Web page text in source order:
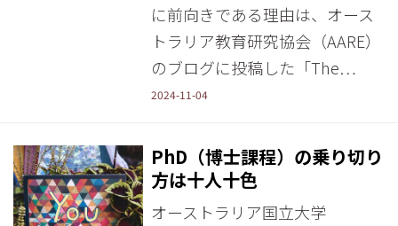
に前向きである理由は、オース
トラリア教育研究協会（AARE）
のブログに投稿した「The…
2024-11-04
PhD（博士課程）の乗り切り
方は十人十色
オーストラリア国立大学